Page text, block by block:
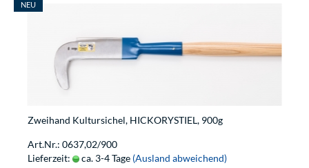
NEU
Zweihand Kultursichel, HICKORYSTIEL, 900g
Art.Nr.: 0637,02/900
Lieferzeit:
ca. 3-4 Tage (Ausland abweichend)